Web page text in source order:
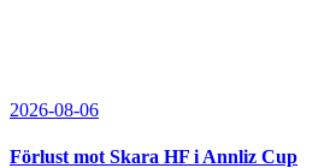
2026-08-06
Förlust mot Skara HF i Annliz Cup